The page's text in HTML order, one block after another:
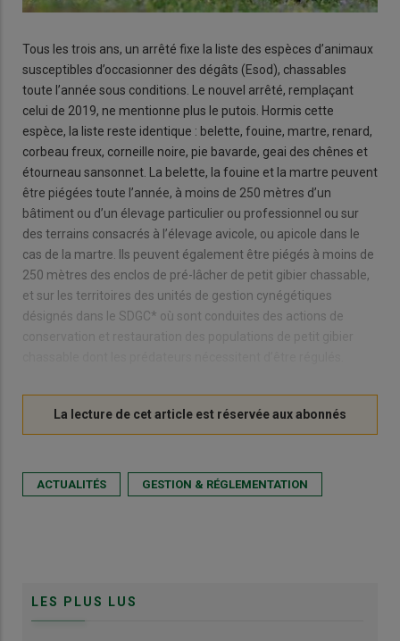
Tous les trois ans, un arrêté fixe la liste des espèces d’animaux
susceptibles d’occasionner des dégâts (Esod), chassables
toute l’année sous conditions. Le nouvel arrêté, remplaçant
celui de 2019, ne mentionne plus le putois. Hormis cette
espèce, la liste reste identique : belette, fouine, martre, renard,
corbeau freux, corneille noire, pie bavarde, geai des chênes et
étourneau sansonnet. La belette, la fouine et la martre peuvent
être piégées toute l’année, à moins de 250 mètres d’un
bâtiment ou d’un élevage particulier ou professionnel ou sur
des terrains consacrés à l’élevage avicole, ou apicole dans le
cas de la martre. Ils peuvent également être piégés à moins de
250 mètres des enclos de pré-lâcher de petit gibier chassable,
et sur les territoires des unités de gestion cynégétiques
désignés dans le SDGC* où sont conduites des actions de
ACTUALITÉS GESTION & RÉGLEMENTATION
LES PLUS LUS